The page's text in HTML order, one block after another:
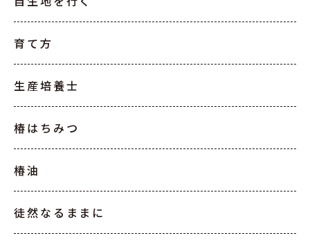
育て方
生産培養士
椿はちみつ
椿油
徒然なるままに